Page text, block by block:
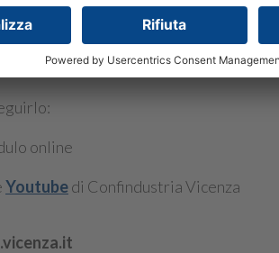
online
Youtubedi Confindustria Vicenza